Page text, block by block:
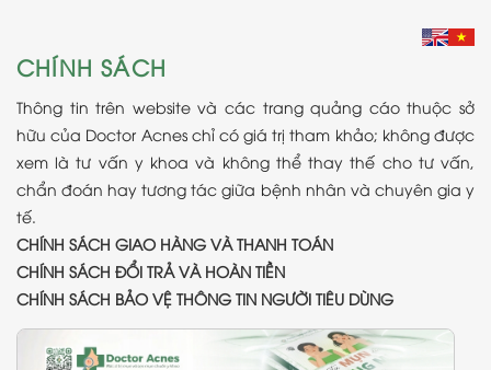
CHÍNH SÁCH
Thông tin trên website và các trang quảng cáo thuộc sở
hữu của Doctor Acnes chỉ có giá trị tham khảo; không được
xem là tư vấn y khoa và không thể thay thế cho tư vấn,
chẩn đoán hay tương tác giữa bệnh nhân và chuyên gia y
tế.
CHÍNH SÁCH GIAO HÀNG VÀ THANH TOÁN
CHÍNH SÁCH ĐỔI TRẢ VÀ HOÀN TIỀN
CHÍNH SÁCH BẢO VỆ THÔNG TIN NGƯỜI TIÊU DÙNG